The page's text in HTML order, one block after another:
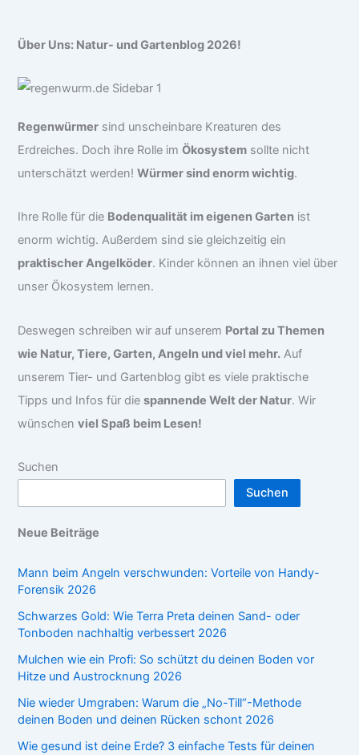
Über Uns: Natur- und Gartenblog 2026!
Regenwürmer sind unscheinbare Kreaturen des
Erdreiches. Doch ihre Rolle imÖkosystem sollte nicht
unterschätzt werden!Würmer sind enorm wichtig.
Ihre Rolle für die Bodenqualität im eigenen Garten ist
enorm wichtig. Außerdem sind sie gleichzeitig ein
praktischer Angelköder. Kinder können an ihnen viel über
unser Ökosystem lernen.
Deswegen schreiben wir auf unserem Portal zu Themen
wie Natur, Tiere, Garten, Angeln und viel mehr. Auf
unserem Tier- und Gartenblog gibt es viele praktische
Tipps und Infos für diespannende Welt der Natur. Wir
wünschenviel Spaß beim Lesen!
Suchen
Suchen
Neue Beiträge
Mann beim Angeln verschwunden: Vorteile von Handy-
Forensik 2026
Schwarzes Gold: Wie Terra Preta deinen Sand- oder
Tonboden nachhaltig verbessert 2026
Mulchen wie ein Profi: So schützt du deinen Boden vor
Hitze und Austrocknung 2026
Nie wieder Umgraben: Warum die „No-Till“-Methode
deinen Boden und deinen Rücken schont 2026
Wie gesund ist deine Erde? 3 einfache Tests für deinen